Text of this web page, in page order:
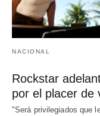
NACIONAL
Rockstar
por el placer de
"Será privilegiados que